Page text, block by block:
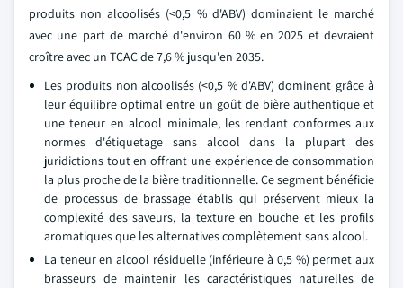
produits non alcoolisés (<0,5 % d'ABV) dominaient le marché
avec une part de marché d'environ 60 % en 2025 et devraient
croître avec un TCAC de 7,6 % jusqu'en 2035.
Les produits non alcoolisés (<0,5 % d'ABV) dominent grâce à
leur équilibre optimal entre un goût de bière authentique et
une teneur en alcool minimale, les rendant conformes aux
normes d'étiquetage sans alcool dans la plupart des
juridictions tout en offrant une expérience de consommation
la plus proche de la bière traditionnelle. Ce segment bénéficie
de processus de brassage établis qui préservent mieux la
complexité des saveurs, la texture en bouche et les profils
aromatiques que les alternatives complètement sans alcool.
La teneur en alcool résiduelle (inférieure à 0,5 %) permet aux
brasseurs de maintenir les caractéristiques naturelles de